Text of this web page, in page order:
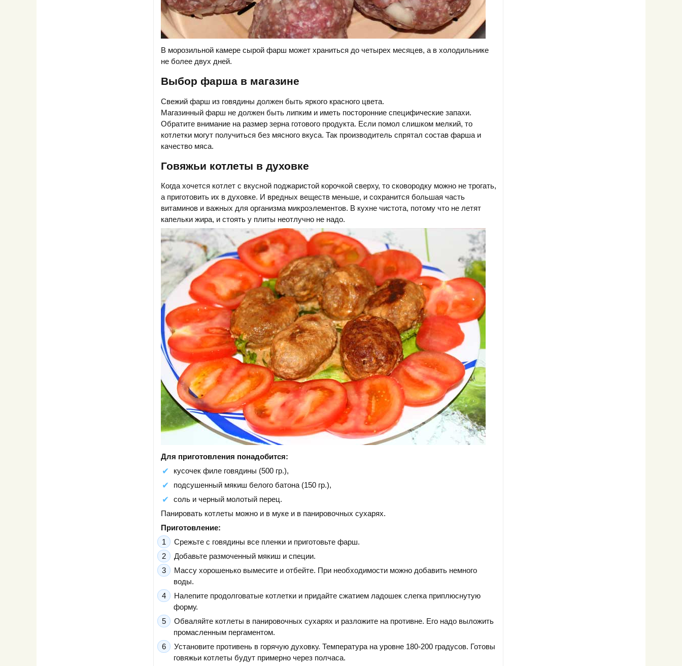
В морозильной камере сырой фарш может храниться до четырех месяцев, а в холодильнике
не более двух дней.
Выбор фарша в магазине
Свежий фарш из говядины должен быть яркого красного цвета.
Магазинный фарш не должен быть липким и иметь посторонние специфические запахи.
Обратите внимание на размер зерна готового продукта. Если помол слишком мелкий, то
котлетки могут получиться без мясного вкуса. Так производитель спрятал состав фарша и
качество мяса.
Говяжьи котлеты в духовке
Когда хочется котлет с вкусной поджаристой корочкой сверху, то сковородку можно не трогать,
а приготовить их в духовке. И вредных веществ меньше, и сохранится большая часть
витаминов и важных для организма микроэлементов. В кухне чистота, потому что не летят
капельки жира, и стоять у плиты неотлучно не надо.
Для приготовления понадобится:
кусочек филе говядины (500 гр.),
подсушенный мякиш белого батона (150 гр.),
соль и черный молотый перец.
Панировать котлеты можно и в муке и в панировочных сухарях.
Приготовление:
Срежьте с говядины все пленки и приготовьте фарш.
Добавьте размоченный мякиш и специи.
Массу хорошенько вымесите и отбейте. При необходимости можно добавить немного
воды.
Налепите продолговатые котлетки и придайте сжатием ладошек слегка приплюснутую
форму.
Обваляйте котлеты в панировочных сухарях и разложите на противне. Его надо выложить
промасленным пергаментом.
Установите противень в горячую духовку. Температура на уровне 180-200 градусов. Готовы
говяжьи котлеты будут примерно через полчаса.